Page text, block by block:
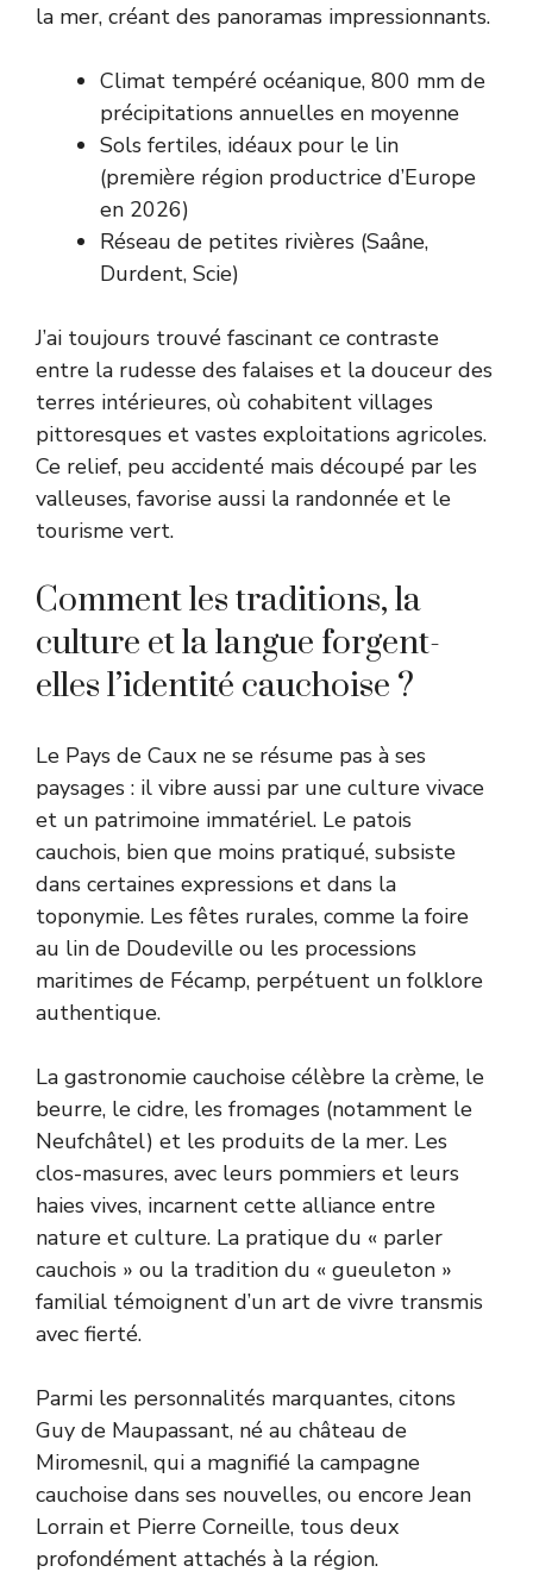
la mer, créant des panoramas impressionnants.
Climat tempéré océanique, 800 mm de
précipitations annuelles en moyenne
Sols fertiles, idéaux pour le lin
(première région productrice d’Europe
en 2026)
Réseau de petites rivières (Saâne,
Durdent, Scie)
J’ai toujours trouvé fascinant ce contraste
entre la rudesse des falaises et la douceur des
terres intérieures, où cohabitent villages
pittoresques et vastes exploitations agricoles.
Ce relief, peu accidenté mais découpé par les
valleuses, favorise aussi la randonnée et le
tourisme vert.
Comment les traditions, la
culture et la langue forgent-
elles l’identité cauchoise ?
Le Pays de Caux ne se résume pas à ses
paysages : il vibre aussi par une culture vivace
et un patrimoine immatériel. Le patois
cauchois, bien que moins pratiqué, subsiste
dans certaines expressions et dans la
toponymie. Les fêtes rurales, comme la foire
au lin de Doudeville ou les processions
maritimes de Fécamp, perpétuent un folklore
authentique.
La gastronomie cauchoise célèbre la crème, le
beurre, le cidre, les fromages (notamment le
Neufchâtel) et les produits de la mer. Les
clos-masures, avec leurs pommiers et leurs
haies vives, incarnent cette alliance entre
nature et culture. La pratique du « parler
cauchois » ou la tradition du « gueuleton »
familial témoignent d’un art de vivre transmis
avec fierté.
Parmi les personnalités marquantes, citons
Guy de Maupassant, né au château de
Miromesnil, qui a magnifié la campagne
cauchoise dans ses nouvelles, ou encore Jean
Lorrain et Pierre Corneille, tous deux
profondément attachés à la région.